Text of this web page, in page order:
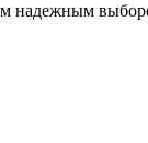
надежным